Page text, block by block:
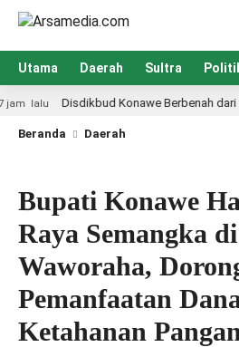
Utama Daerah Sultra
Disdikbud Konawe Berbenah dari Halaman
Beranda Daerah
Bupati Konawe
Raya Semangka
Waworaha,
Pemanfaatan
Ketahanan